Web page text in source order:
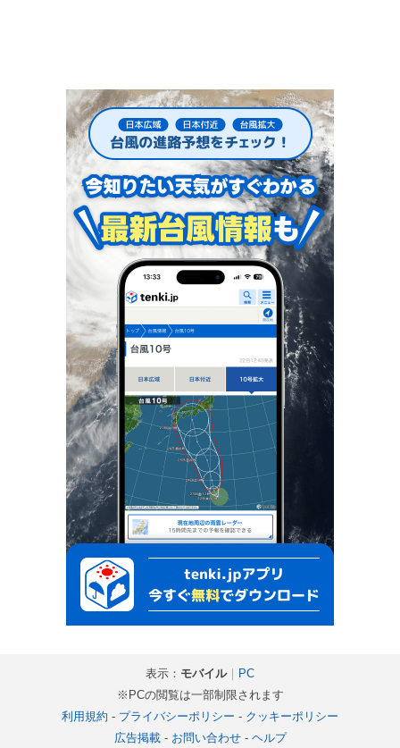
表示： モバイル｜ PC
※PCの閲覧は一部制限されます
利用規約 - プライバシーポリシー - クッキーポリシー
広告掲載- お問い合わせ- ヘルプ